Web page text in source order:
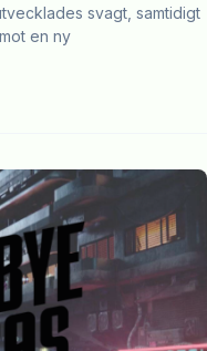
svagt, samtidigt
en ny